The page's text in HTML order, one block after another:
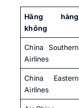
Hãng hàng
không
China Southern
Airlines
China Eastern
Airlines